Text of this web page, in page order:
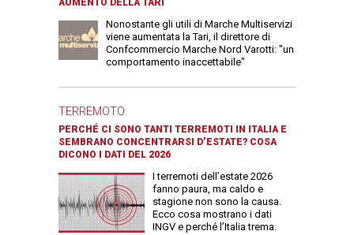
AUMENTO DELLA TARI
Nonostante gli utili di Marche Multiservizi
viene aumentata la Tari, il direttore di
Confcommercio Marche Nord Varotti: "un
comportamento inaccettabile"
TERREMOTO
PERCHÉ CI SONO TANTI TERREMOTI IN ITALIA E
SEMBRANO CONCENTRARSI D’ESTATE? COSA
DICONO I DATI DEL 2026
I terremoti dell’estate 2026
fanno paura, ma caldo e
stagione non sono la causa.
Ecco cosa mostrano i dati
INGV e perché l’Italia trema.